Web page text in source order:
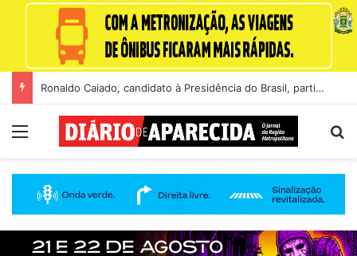
Ronaldo Caiado, candidato à Presidência do Brasil, participa de sabatina na GloboNews
Menu